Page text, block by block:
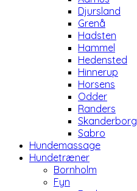
Djursland
Grenå
Hadsten
Hammel
Hedensted
Hinnerup
Horsens
Odder
Randers
Skanderborg
Sabro
Hundemassage
Hundetræner
Bornholm
Fyn